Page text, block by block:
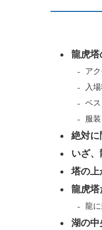
龍虎
ア
入
ベ
服装
絶対に
いざ、
塔の
龍虎塔
龍
湖の中